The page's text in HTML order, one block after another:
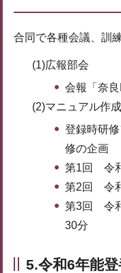
合同で各種会議、訓
(1)広報部会
会報「奈
(2)マニュアル作
登録時研
修の企画
第1回 令
第2回 令
第3回 令
30分
5.令和6年能